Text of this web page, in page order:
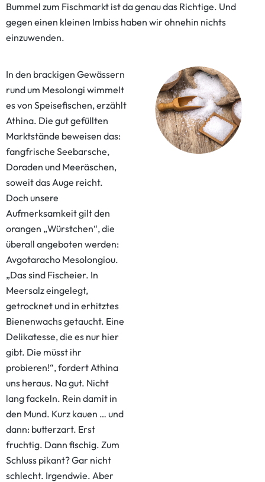
Bummel zum Fischmarkt ist da genau das Richtige. Und
gegen einen kleinen Imbiss haben wir ohnehin nichts
einzuwenden.
In den brackigen Gewässern
rund um Mesolongi wimmelt
es von Speisefischen, erzählt
Athina. Die gut gefüllten
Marktstände beweisen das:
fangfrische Seebarsche,
Doraden und Meeräschen,
soweit das Auge reicht.
Doch unsere
Aufmerksamkeit gilt den
orangen „Würstchen“, die
überall angeboten werden:
Avgotaracho Mesolongiou.
„Das sind Fischeier. In
Meersalz eingelegt,
getrocknet und in erhitztes
Bienenwachs getaucht. Eine
Delikatesse, die es nur hier
gibt. Die müsst ihr
probieren!“, fordert Athina
uns heraus. Na gut. Nicht
lang fackeln. Rein damit in
den Mund. Kurz kauen … und
dann: butterzart. Erst
fruchtig. Dann fischig. Zum
Schluss pikant? Gar nicht
schlecht. Irgendwie. Aber